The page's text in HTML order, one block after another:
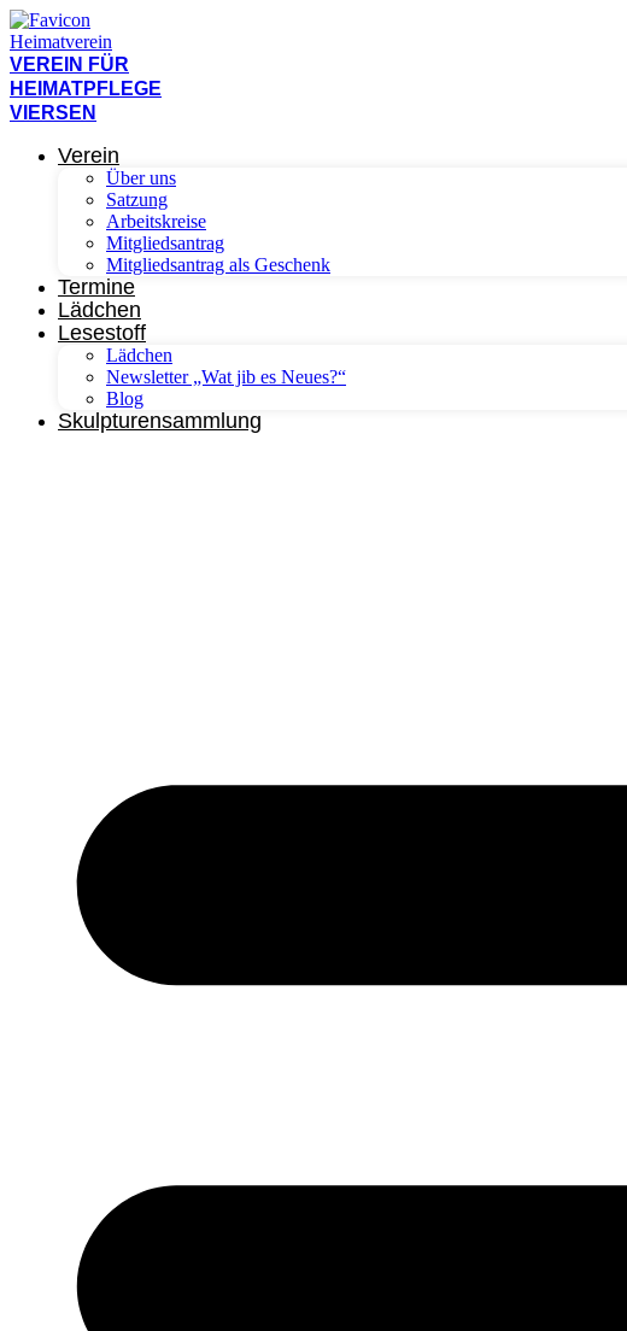
Zum
Inhalt
wechseln
VEREIN FÜR
HEIMATPFLEGE
VIERSEN
Verein
Über uns
Satzung
Arbeitskreise
Mitgliedsantrag
Mitgliedsantrag als Geschenk
Termine
Lädchen
Lesestoff
Lädchen
Newsletter „Wat jib es Neues?“
Blog
Skulpturensammlung